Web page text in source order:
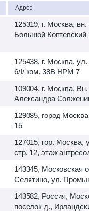
Адрес
125319, г. Москва,
Большой
125438, г. Москва,
6/I/ ком. 38В НРМ 7
109004, г. Москва,
Александра
129085, город
15
127015, гор. Москва,
стр. 12, этаж
143345, Московская
Селятино, ул.
143582, Россия,
поселок д.,